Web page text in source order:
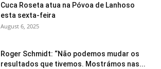
Cuca Roseta atua na Póvoa de Lanhoso
esta sexta-feira
August 6, 2025
Roger Schmidt: “Não podemos mudar os
resultados que tivemos. Mostrámos nas...